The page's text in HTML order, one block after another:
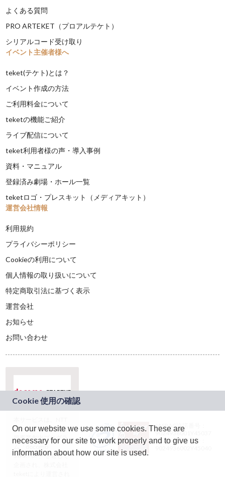
よくある質問
PRO ARTEKET（プロアルテケト）
シリアルコード受け取り
イベント主催者様へ
teket(テケト)とは？
イベント作成の方法
ご利用料金について
teketの機能ご紹介
ライブ配信について
teket利用者様の声・導入事例
資料・マニュアル
登録済み劇場・ホール一覧
teketロゴ・プレスキット（メディアキット）
運営会社情報
利用規約
プライバシーポリシー
Cookieの利用について
個人情報の取り扱いについて
特定商取引法に基づく表示
運営会社
お知らせ
お問い合わせ
ドコモグループの新
規事業創出プログラ
ム「docomo
STARTUP」を通じて
JASRAC許諾番号：
9024936001Y45037
JASRAC許諾番号：
On our website we use some cookies. These are
necessary for our site to work properly and to give us
information about how our site is used.